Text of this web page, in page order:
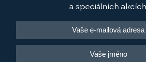
a speciálních